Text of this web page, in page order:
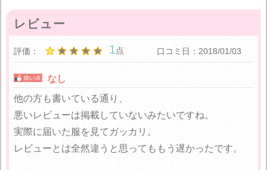
レビュー
評価： 1点 口コミ日：2018/01/03
なし
他の方も書いている通り、
悪いレビューは掲載していないみたいですね。
実際に届いた服を見てガッカリ。
レビューとは全然違うと思ってももう遅かったです。